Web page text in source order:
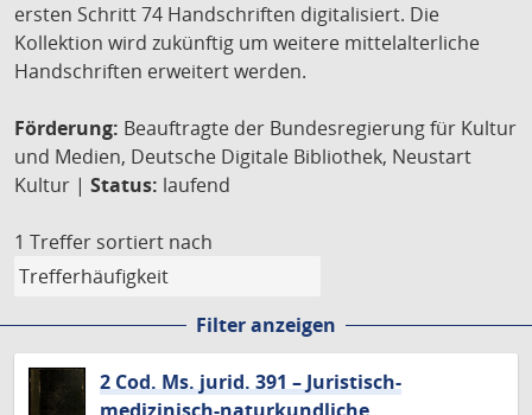
ersten Schritt 74 Handschriften digitalisiert. Die
Kollektion wird zukünftig um weitere mittelalterliche
Handschriften erweitert werden.
Förderung: Beauftragte der Bundesregierung für Kultur
und Medien, Deutsche Digitale Bibliothek, Neustart
Kultur | Status: laufend
1 Treffer sortiert nach
Filter anzeigen
2 Cod. Ms. jurid. 391 – Juristisch-